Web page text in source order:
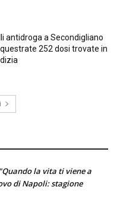
antidroga a Secondigliano
252 dosi trovate in
la vita ti viene a
di Napoli: stagione